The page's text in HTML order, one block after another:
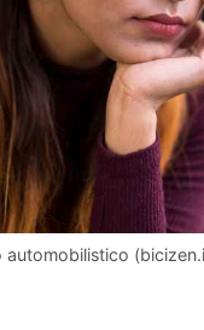
automobilistico